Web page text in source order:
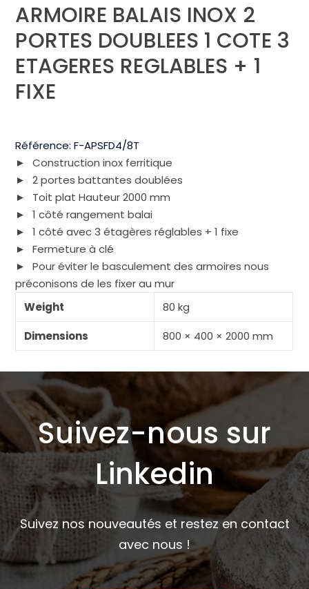
ARMOIRE BALAIS INOX 2
PORTES DOUBLEES 1 COTE 3
ETAGERES REGLABLES + 1
FIXE
Référence:F-APSFD4/8T
Construction inox ferritique
2 portes battantes doublées
Toit plat Hauteur 2000 mm
1 côté rangement balai
1 côté avec 3 étagères réglables + 1 fixe
Fermeture à clé
Pour éviter le basculement des armoires nous
préconisons de les fixer au mur
Weight
80 kg
Dimensions
800 × 400 × 2000 mm
Suivez-nous sur
Linkedin
Suivez nos nouveautés et restez en contact
avec nous !